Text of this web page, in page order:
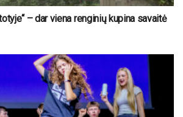
– dar viena renginių kupina savaitė